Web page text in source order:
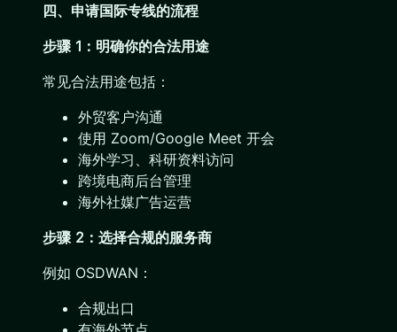
四、申请国际专线的流程
步骤 1：明确你的合法用途
常见合法用途包括：
外贸客户沟通
使用 Zoom/Google Meet 开会
海外学习、科研资料访问
跨境电商后台管理
海外社媒广告运营
步骤 2：选择合规的服务商
例如 OSDWAN：
合规出口